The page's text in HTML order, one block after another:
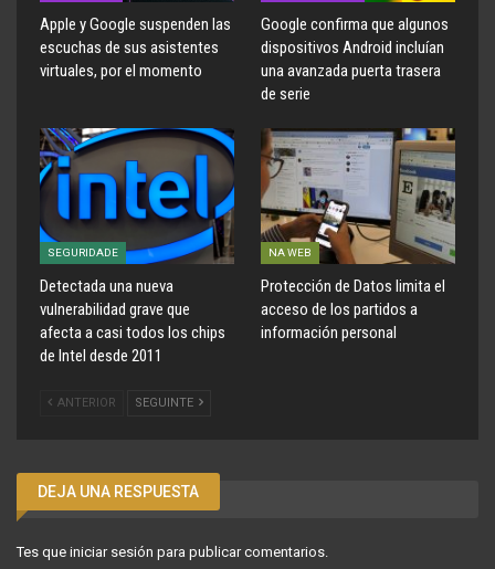
Apple y Google suspenden las
escuchas de sus asistentes
virtuales, por el momento
Google confirma que algunos
dispositivos Android incluían
una avanzada puerta trasera
de serie
SEGURIDADE
Detectada una nueva
vulnerabilidad grave que
afecta a casi todos los chips
de Intel desde 2011
NA WEB
Protección de Datos limita el
acceso de los partidos a
información personal
ANTERIOR SEGUINTE
DEJA UNA RESPUESTA
Tes que iniciar sesión para publicar comentarios.